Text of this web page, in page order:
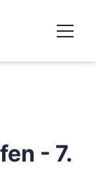
- 7.